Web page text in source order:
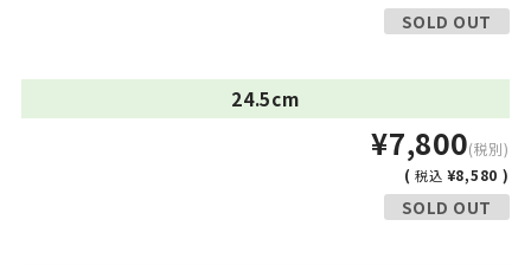
SOLD OUT
24.5cm
¥7,800(税別)
(税込 ¥8,580 )
SOLD OUT